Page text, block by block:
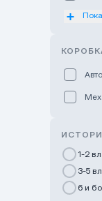
1-2
3-5
6 и